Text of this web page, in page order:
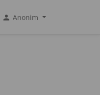
person Anonim